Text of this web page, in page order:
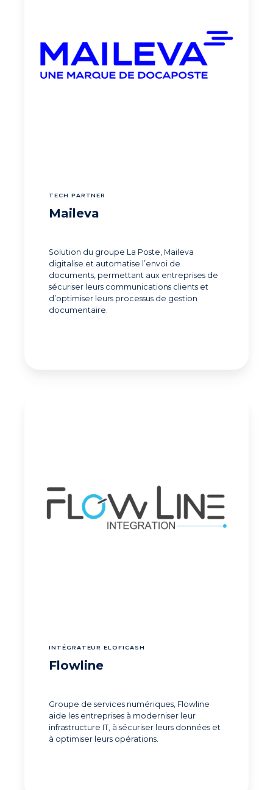
TECH PARTNER
Maileva
Solution du groupe La Poste, Maileva
digitalise et automatise l’envoi de
documents, permettant aux entreprises de
sécuriser leurs communications clients et
d’optimiser leurs processus de gestion
documentaire.
INTÉGRATEUR ELOFICASH
Flowline
Groupe de services numériques, Flowline
aide les entreprises à moderniser leur
infrastructure IT, à sécuriser leurs données et
à optimiser leurs opérations.